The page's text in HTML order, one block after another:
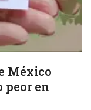
México
peor en